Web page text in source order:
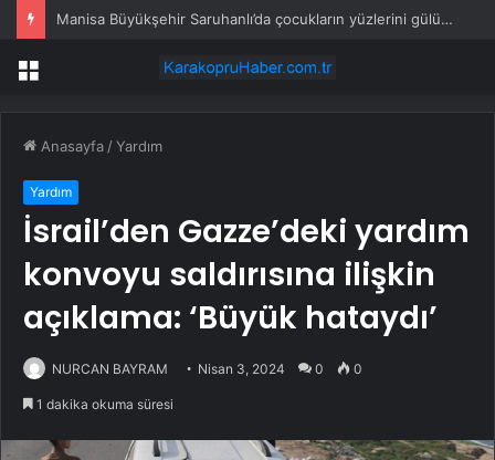
Manisa Büyükşehir Saruhanlı’da çocukların yüzlerini gülümsetti
Menü
Anasayfa /Yardım
Yardım
İsrail’den Gazze’deki yardım
konvoyu saldırısına ilişkin
açıklama: ‘Büyük hataydı’
NURCAN BAYRAM Nisan 3, 2024 0 0
1 dakika okuma süresi